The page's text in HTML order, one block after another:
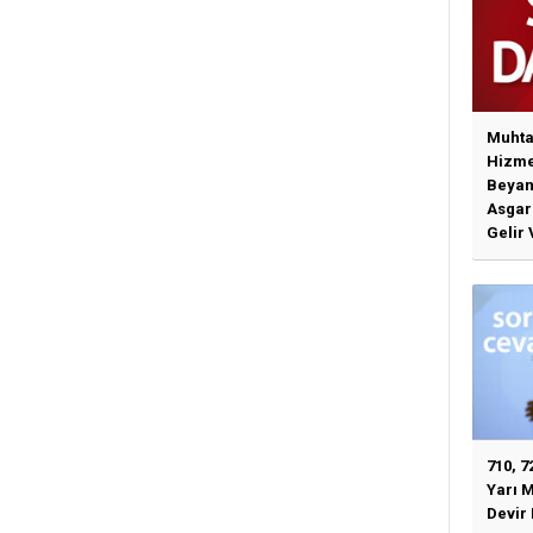
Gelir
710,
Yarı
Devir